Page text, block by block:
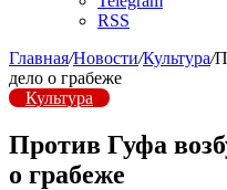
RSS
Главная/Новости/Культура/
дело о грабеже
Культура
Против Гуфа
о грабеже